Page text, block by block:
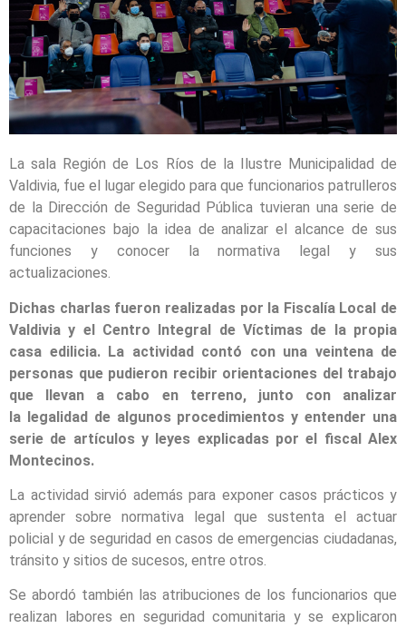
La sala Región de Los Ríos de la Ilustre Municipalidad de
Valdivia, fue el lugar elegido para que funcionarios patrulleros
de la Dirección de Seguridad Pública tuvieran una serie de
capacitaciones bajo la idea de analizar el alcance de sus
funciones y conocer la normativa legal y sus
actualizaciones.
Dichas charlas fueron realizadas por la Fiscalía Local de
Valdivia y el Centro Integral de Víctimas de la propia
casa edilicia. La actividad contó con una veintena de
personas que pudieron recibir orientaciones del trabajo
que llevan a cabo en terreno, junto con analizar
la legalidad de algunos procedimientos y entender una
serie de artículos y leyes explicadas por el fiscal Alex
Montecinos.
La actividad sirvió además para exponer casos prácticos y
aprender sobre normativa legal que sustenta el actuar
policial y de seguridad en casos de emergencias ciudadanas,
tránsito y sitios de sucesos, entre otros.
Se abordó también las atribuciones de los funcionarios que
realizan labores en seguridad comunitaria y se explicaron